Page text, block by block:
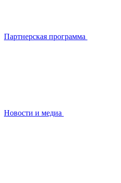
Партнерская программа
Новости и медиа